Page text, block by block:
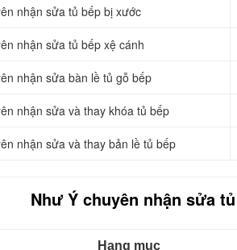
nhận sửa tủ bếp bị xước
nhận sửa tủ bếp xệ cánh
nhận sửa bàn lề tủ gỗ bếp
nhận sửa và thay khóa tủ bếp
nhận sửa và thay bản lề tủ bếp
Như Ý chuyên nhận sửa
Hạng mục